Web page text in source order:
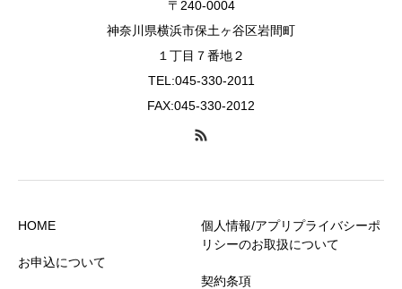
〒240-0004
神奈川県横浜市保土ヶ谷区岩間町
１丁目７番地２
TEL:045-330-2011
FAX:045-330-2012
HOME
お申込について
個人情報/アプリプライバシーポ
リシーのお取扱について
契約条項